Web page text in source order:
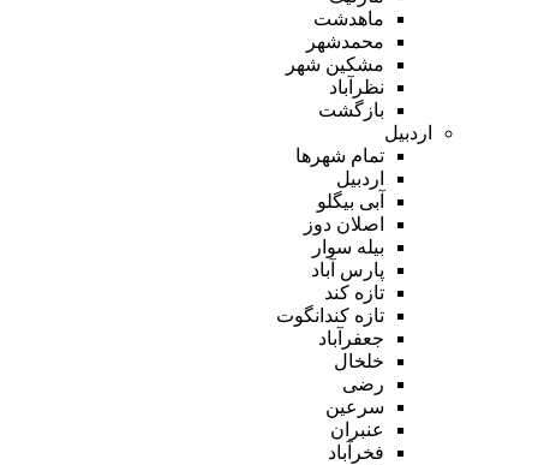
ماهدشت
محمدشهر
مشکین شهر
نظرآباد
بازگشت
اردبیل
تمام شهر‌ها
اردبیل
آبی بیگلو
اصلان دوز
بیله سوار
پارس آباد
تازه کند
تازه کندانگوت
جعفرآباد
خلخال
رضی
سرعین
عنبران
فخرآباد